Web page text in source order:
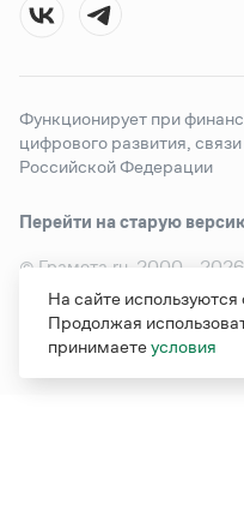
Функционирует при
цифрового развития,
Российской Федерации
Перейти на старую
© Грамота.ru, 2000 – 2026
Свидетельство о
выдано 10.02.2023
Дизайн — Мария Екимова /
На сайте
Продолжая
принимаетеусловия